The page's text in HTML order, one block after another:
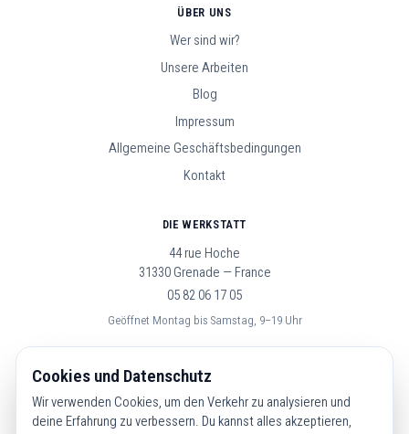
ÜBER UNS
Wer sind wir?
Unsere Arbeiten
Blog
Impressum
Allgemeine Geschäftsbedingungen
Kontakt
DIE WERKSTATT
44 rue Hoche
31330 Grenade — France
05 82 06 17 05
Geöffnet Montag bis Samstag, 9–19 Uhr
FOLGE UNS
Cookies und Datenschutz
Wir verwenden Cookies, um den Verkehr zu analysieren und
deine Erfahrung zu verbessern. Du kannst alles akzeptieren,